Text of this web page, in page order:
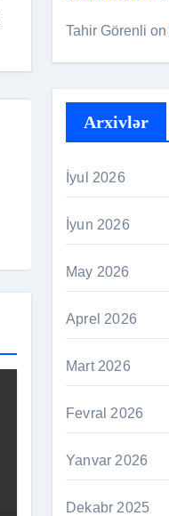
Tahir Görenli on
Arxivlər
İyul 2026
İyun 2026
May 2026
Aprel 2026
Mart 2026
Fevral 2026
Yanvar 2026
Dekabr 2025